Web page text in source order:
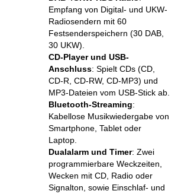
Empfang von Digital- und UKW-
Radiosendern mit 60
Festsenderspeichern (30 DAB,
30 UKW).
CD-Player und USB-
Anschluss: Spielt CDs (CD,
CD-R, CD-RW, CD-MP3) und
MP3-Dateien vom USB-Stick ab.
Bluetooth-Streaming:
Kabellose Musikwiedergabe von
Smartphone, Tablet oder
Laptop.
Dualalarm und Timer: Zwei
programmierbare Weckzeiten,
Wecken mit CD, Radio oder
Signalton, sowie Einschlaf- und